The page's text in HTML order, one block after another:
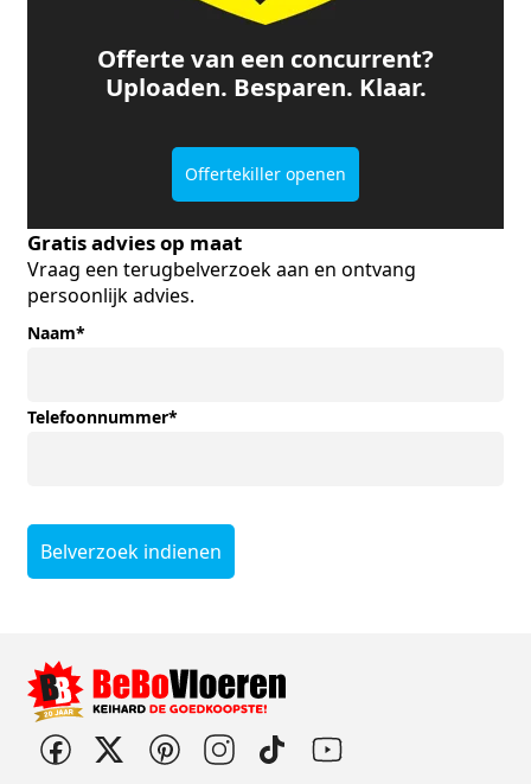
Offerte van een concurrent?
Uploaden. Besparen. Klaar.
Offertekiller openen
Gratis advies op maat
Vraag een terugbelverzoek aan en ontvang
persoonlijk advies.
Naam*
Telefoonnummer*
Belverzoek indienen